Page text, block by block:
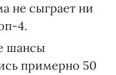
не сыграет ни
4.
шансы
примерно 50